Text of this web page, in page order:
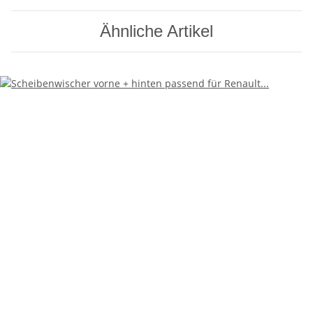
Ähnliche Artikel